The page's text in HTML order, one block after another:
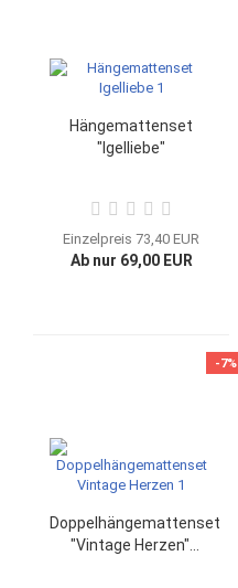
Hängemattenset
"Igelliebe"
Einzelpreis 73,40 EUR
Ab nur 69,00 EUR
-7%
Doppelhängemattenset
"Vintage Herzen"...